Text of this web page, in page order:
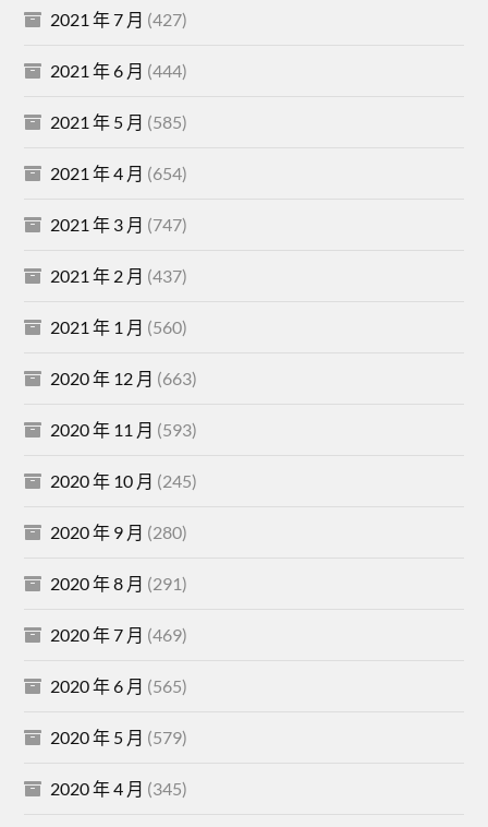
2021 年 7 月 (427)
2021 年 6 月 (444)
2021 年 5 月 (585)
2021 年 4 月 (654)
2021 年 3 月 (747)
2021 年 2 月 (437)
2021 年 1 月 (560)
2020 年 12 月 (663)
2020 年 11 月 (593)
2020 年 10 月 (245)
2020 年 9 月 (280)
2020 年 8 月 (291)
2020 年 7 月 (469)
2020 年 6 月 (565)
2020 年 5 月 (579)
2020 年 4 月 (345)